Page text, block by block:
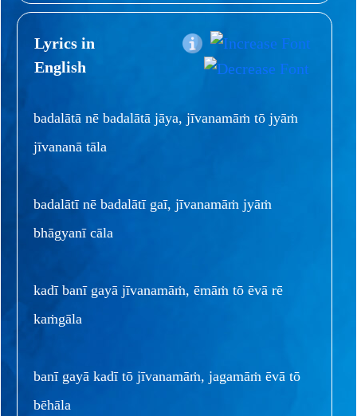
Lyrics in
English
badalātā nē badalātā jāya, jīvanamāṁ tō jyāṁ
jīvananā tāla
badalātī nē badalātī gaī, jīvanamāṁ jyāṁ
bhāgyanī cāla
kadī banī gayā jīvanamāṁ, ēmāṁ tō ēvā rē
kaṁgāla
banī gayā kadī tō jīvanamāṁ, jagamāṁ ēvā tō
bēhāla